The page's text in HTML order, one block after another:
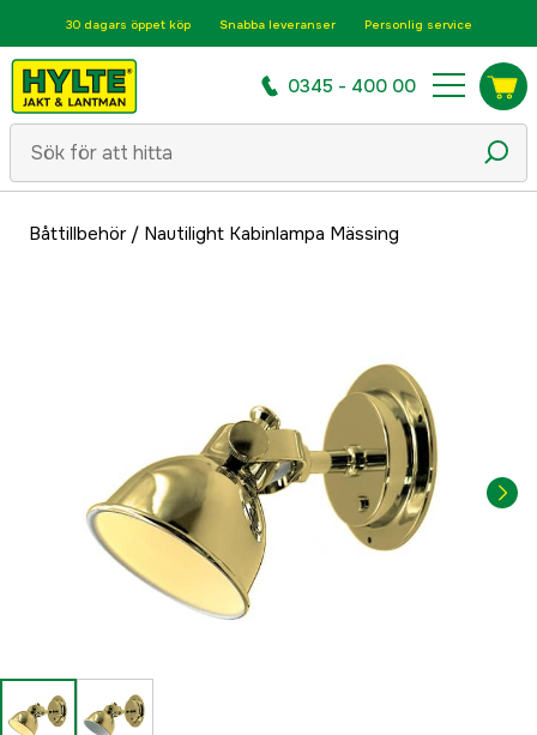
30 dagars öppet köp Snabba leveranser Personlig service
0345 - 400 00
Båttillbehör/ Nautilight Kabinlampa Mässing